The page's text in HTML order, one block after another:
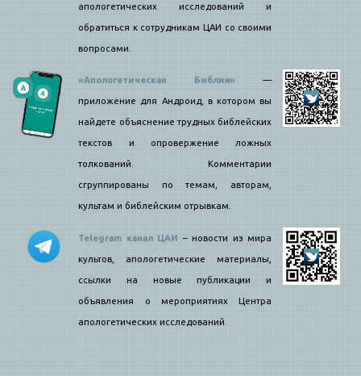
апологетических исследований и
обратиться к сотрудникам ЦАИ со своими
вопросами.
«Апологетическая Библия»—
приложение для Андроид, в котором вы
найдете объяснение трудных библейских
текстов и опровержение ложных
толкований. Комментарии
сгруппированы по темам, авторам,
культам и библейским отрывкам.
Telegram канал ЦАИ – новости из мира
культов, апологетические материалы,
ссылки на новые публикации и
объявления о мероприятиях Центра
апологетических исследований.